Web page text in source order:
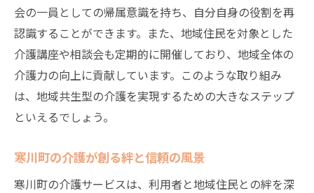
会の一員としての帰属意識を持ち、自分自身の役割を再
認識することができます。また、地域住民を対象とした
介護講座や相談会も定期的に開催しており、地域全体の
介護力の向上に貢献しています。このような取り組み
は、地域共生型の介護を実現するための大きなステップ
といえるでしょう。
寒川町の介護が創る絆と信頼の風景
寒川町の介護サービスは、利用者と地域住民との絆を深